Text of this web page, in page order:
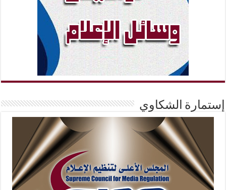
إستمارة الشكاوي